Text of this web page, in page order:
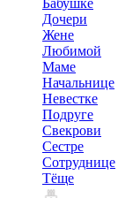
Бабушке
Дочери
Жене
Любимой
Маме
Начальнице
Невестке
Подруге
Свекрови
Сестре
Сотруднице
Тёще